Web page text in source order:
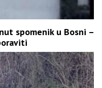
spomenik u Bosni –